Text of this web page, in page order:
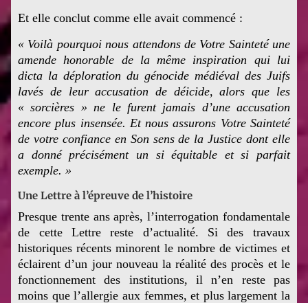
Et elle conclut comme elle avait commencé :
« Voilà pourquoi nous attendons de Votre Sainteté une
amende honorable de la même inspiration qui lui
dicta la déploration du génocide médiéval des Juifs
lavés de leur accusation de déicide, alors que les
« sorcières » ne le furent jamais d’une accusation
encore plus insensée. Et nous assurons Votre Sainteté
de votre confiance en Son sens de la Justice dont elle
a donné précisément un si équitable et si parfait
exemple. »
Une Lettre à l’épreuve de l’histoire
Presque trente ans après, l’interrogation fondamentale
de cette Lettre reste d’actualité. Si des travaux
historiques récents minorent le nombre de victimes et
éclairent d’un jour nouveau la réalité des procès et le
fonctionnement des institutions, il n’en reste pas
moins que l’allergie aux femmes, et plus largement la